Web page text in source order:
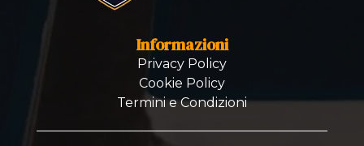
Informazioni
Privacy Policy
Cookie Policy
Termini e Condizioni